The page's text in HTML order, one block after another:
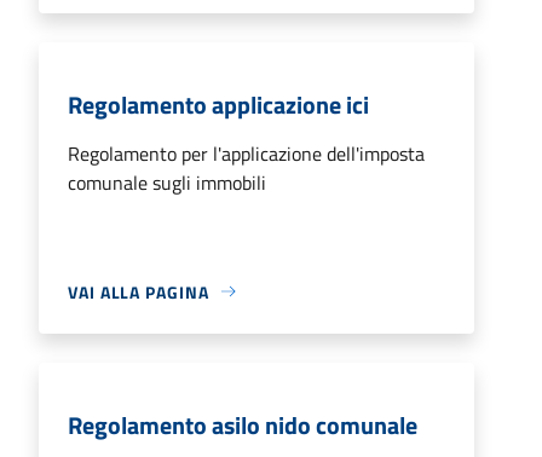
Regolamento applicazione ici
Regolamento per l'applicazione dell'imposta
comunale sugli immobili
VAI ALLA PAGINA
Regolamento asilo nido comunale